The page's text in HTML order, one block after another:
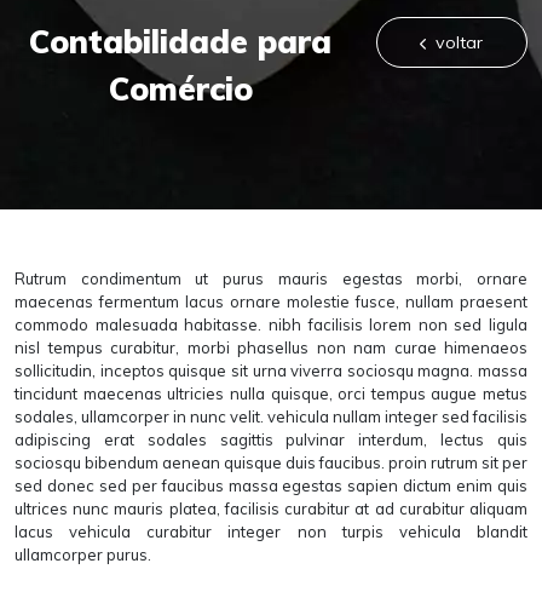
Contabilidade para
Comércio
voltar
Rutrum condimentum ut purus mauris egestas morbi, ornare
maecenas fermentum lacus ornare molestie fusce, nullam praesent
commodo malesuada habitasse. nibh facilisis lorem non sed ligula
nisl tempus curabitur, morbi phasellus non nam curae himenaeos
sollicitudin, inceptos quisque sit urna viverra sociosqu magna. massa
tincidunt maecenas ultricies nulla quisque, orci tempus augue metus
sodales, ullamcorper in nunc velit. vehicula nullam integer sed facilisis
adipiscing erat sodales sagittis pulvinar interdum, lectus quis
sociosqu bibendum aenean quisque duis faucibus. proin rutrum sit per
sed donec sed per faucibus massa egestas sapien dictum enim quis
ultrices nunc mauris platea, facilisis curabitur at ad curabitur aliquam
lacus vehicula curabitur integer non turpis vehicula blandit
ullamcorper purus.